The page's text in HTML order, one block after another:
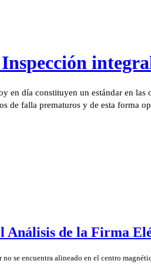
en día constituyen un estándar en
de falla prematuros y de esta forma
Análisis de la Firma
se encuentra alineado en el centro